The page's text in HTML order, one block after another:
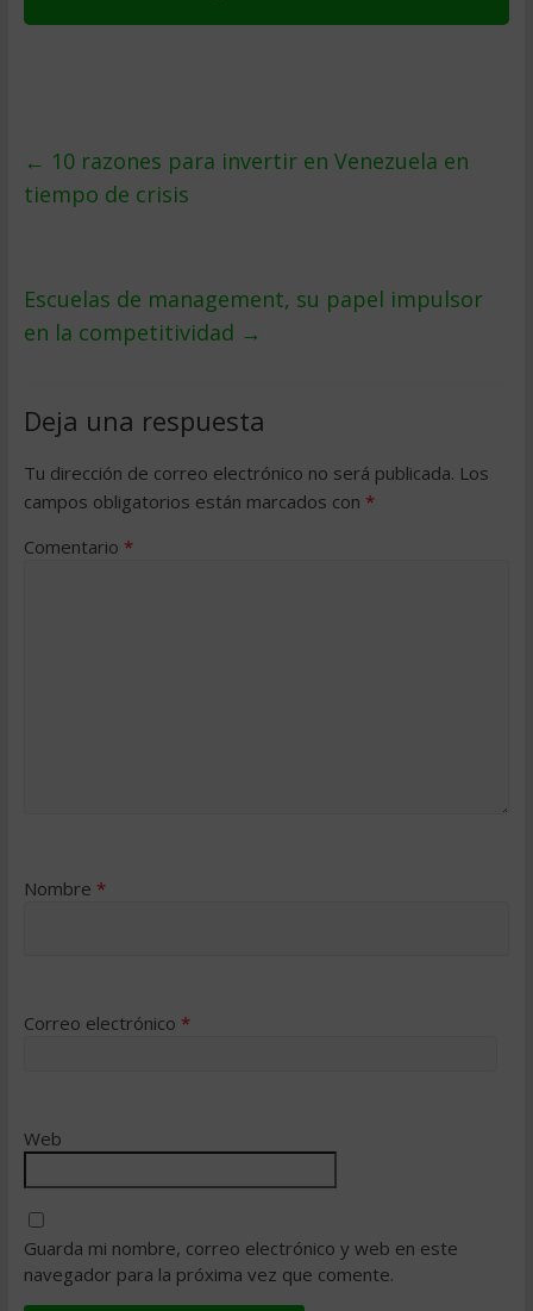
← 10 razones para invertir en Venezuela en
tiempo de crisis
Escuelas de management, su papel impulsor
en la competitividad →
Deja una respuesta
Tu dirección de correo electrónico no será publicada. Los
campos obligatorios están marcados con *
Comentario *
Nombre *
Correo electrónico *
Web
Guarda mi nombre, correo electrónico y web en este
navegador para la próxima vez que comente.